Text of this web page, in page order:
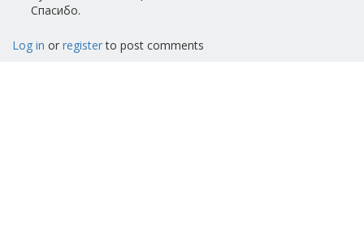
Спасибо.
Log in or registerto post comments